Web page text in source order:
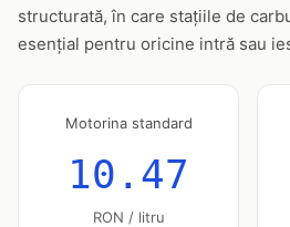
structurată, în care stațiile de
esențial pentru oricine intră sau
Motorina standard
10.47
RON / litru